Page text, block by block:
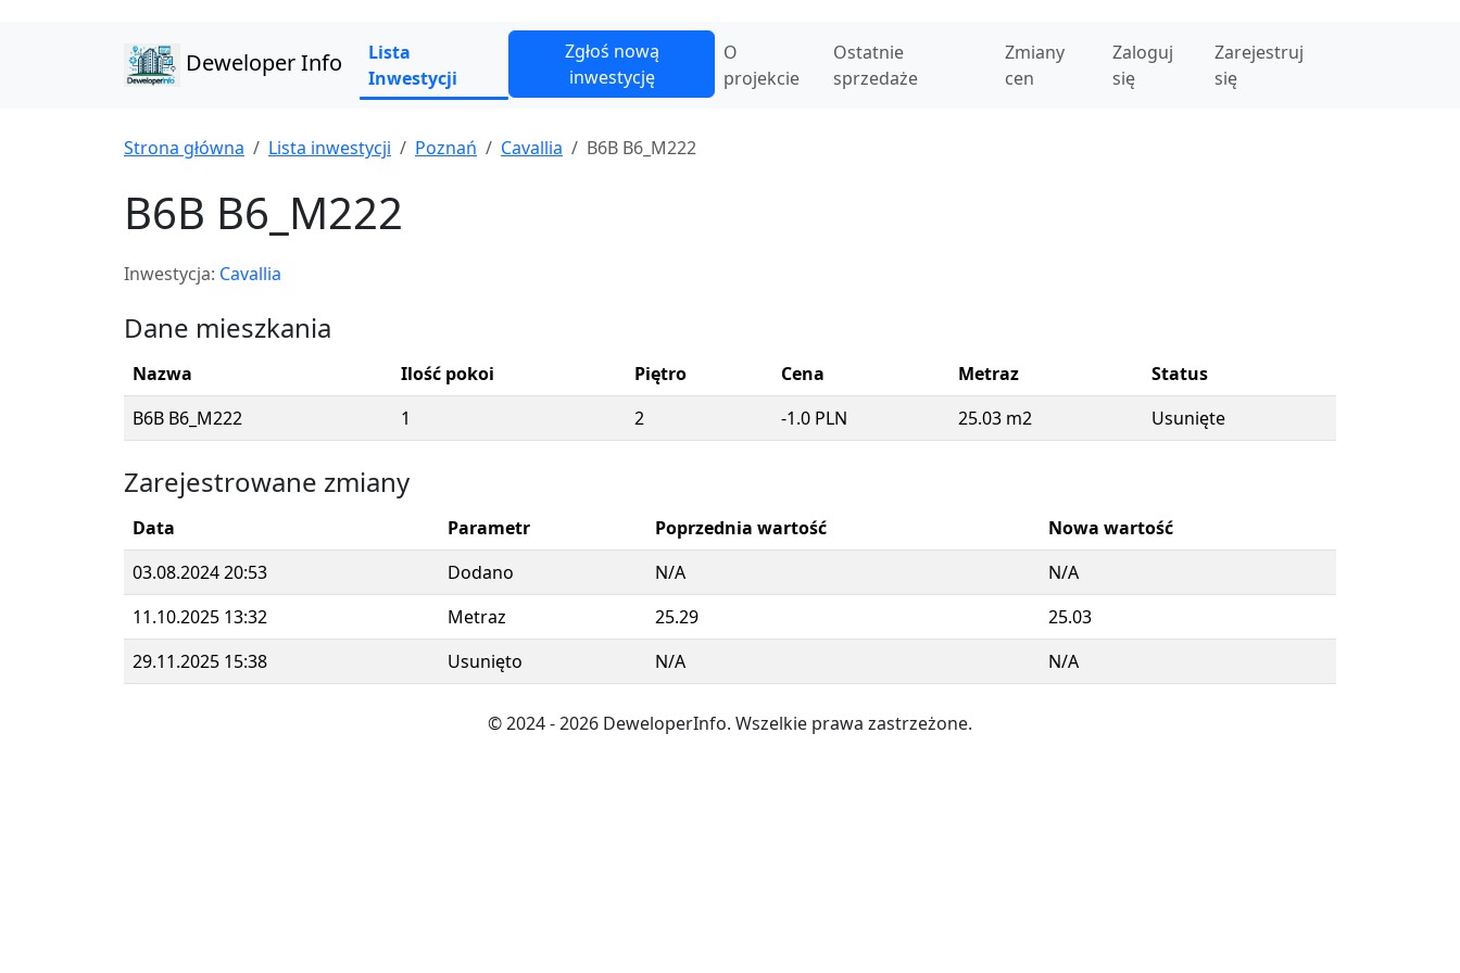
Deweloper Info
Lista
Inwestycji
Zgłoś nową
inwestycję
O
projekcie
Ostatnie
sprzedaże
Zmiany
cen
Zaloguj
się
Zarejestruj
się
Strona główna Lista inwestycji Poznań Cavallia B6B B6_M222
B6B B6_M222
Inwestycja: Cavallia
Dane mieszkania
Nazwa Ilość pokoi Piętro Cena Metraz
Status
B6B B6_M222
1 2 -1.0 PLN 25.03 m2 Usunięte
Zarejestrowane zmiany
Data Parametr Poprzednia wartość
Nowa wartość
03.08.2024 20:53
Dodano N/A
N/A
11.10.2025 13:32
Metraz 25.29
25.03
29.11.2025 15:38
Usunięto N/A N/A
© 2024- 2026 DeweloperInfo. Wszelkie prawa zastrzeżone.